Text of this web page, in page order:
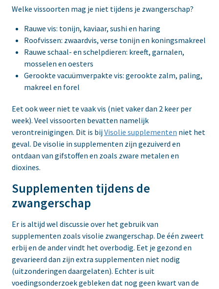
Welke vissoorten mag je niet tijdens je zwangerschap?
Rauwe vis: tonijn, kaviaar, sushi en haring
Roofvissen: zwaardvis, verse tonijn en koningsmakreel
Rauwe schaal- en schelpdieren: kreeft, garnalen,
mosselen en oesters
Gerookte vacuümverpakte vis: gerookte zalm, paling,
makreel en forel
Eet ook weer niet te vaak vis (niet vaker dan 2 keer per
week). Veel vissoorten bevatten namelijk
verontreinigingen. Dit is bijVisolie supplementen niet het
geval. De visolie in supplementen zijn gezuiverd en
ontdaan van gifstoffen en zoals zware metalen en
dioxines.
Supplementen tijdens de
zwangerschap
Er is altijd wel discussie over het gebruik van
supplementen zoals visolie zwangerschap. De één zweert
erbij en de ander vindt het overbodig. Eet je gezond en
gevarieerd dan zijn extra supplementen niet nodig
(uitzonderingen daargelaten). Echter is uit
voedingsonderzoek gebleken dat nog geen kwart van de